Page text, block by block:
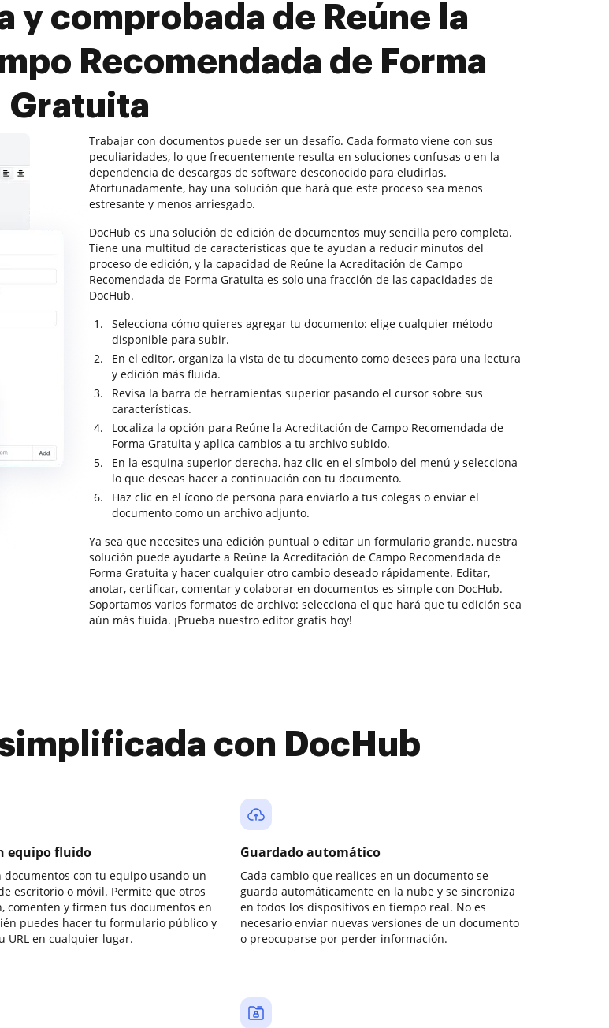
y comprobada de Reúne la
Recomendada de Forma
Gratuita
Trabajar con documentos puede ser un desafío. Cada formato viene con sus
peculiaridades, lo que frecuentemente resulta en soluciones confusas o en la
dependencia de descargas de software desconocido para eludirlas.
Afortunadamente, hay una solución que hará que este proceso sea menos
estresante y menos arriesgado.
DocHub es una solución de edición de documentos muy sencilla pero completa.
Tiene una multitud de características que te ayudan a reducir minutos del
proceso de edición, y la capacidad de Reúne la Acreditación de Campo
Recomendada de Forma Gratuita es solo una fracción de las capacidades de
DocHub.
Selecciona cómo quieres agregar tu documento: elige cualquier método
disponible para subir.
En el editor, organiza la vista de tu documento como desees para una lectura
y edición más fluida.
Revisa la barra de herramientas superior pasando el cursor sobre sus
características.
Localiza la opción para Reúne la Acreditación de Campo Recomendada de
Forma Gratuita y aplica cambios a tu archivo subido.
En la esquina superior derecha, haz clic en el símbolo del menú y selecciona
lo que deseas hacer a continuación con tu documento.
Haz clic en el ícono de persona para enviarlo a tus colegas o enviar el
documento como un archivo adjunto.
Ya sea que necesites una edición puntual o editar un formulario grande, nuestra
solución puede ayudarte a Reúne la Acreditación de Campo Recomendada de
Forma Gratuita y hacer cualquier otro cambio deseado rápidamente. Editar,
anotar, certificar, comentar y colaborar en documentos es simple con DocHub.
Soportamos varios formatos de archivo: selecciona el que hará que tu edición sea
aún más fluida. ¡Prueba nuestro editor gratis hoy!
simplificada con DocHub
equipo fluido
documentos con tu equipo usando un
escritorio o móvil. Permite que otros
comenten y firmen tus documentos en
puedes hacer tu formulario público y
URL en cualquier lugar.
Guardado automático
Cada cambio que realices en un documento se
guarda automáticamente en la nube y se sincroniza
en todos los dispositivos en tiempo real. No es
necesario enviar nuevas versiones de un documento
o preocuparse por perder información.